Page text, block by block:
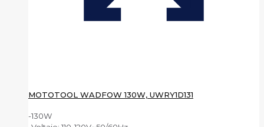
MOTOTOOL WADFOW 130W, UWRY1D131
-130W